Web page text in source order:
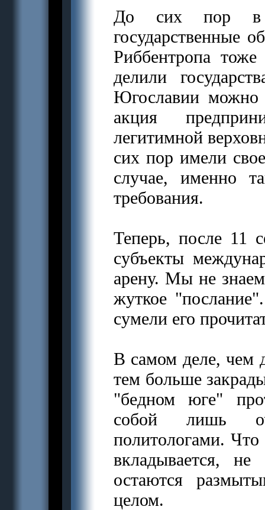
До сих пор в
государственные
Риббентропа
делили
Югославии можно
акция
легитимной
сих пор имели
случае, именно
требования.
Теперь, после 11
субъекты
арену. Мы не
жуткое
сумели его
В самом деле, чем
тем больше
"бедном юге"
собой лишь
политологами.
вкладывается,
остаются
целом.